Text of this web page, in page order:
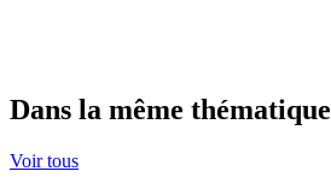
Dans la même thématique
Voir tous